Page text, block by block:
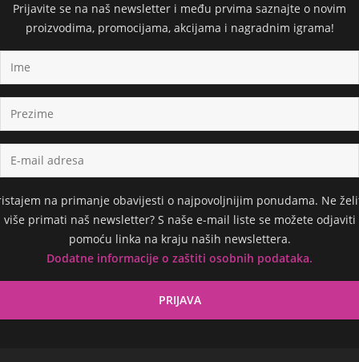
Prijavite se na naš newsletter i među prvima saznajte o novim
proizvodima, promocijama, akcijama i nagradnim igrama!
na primanje obavijesti o najpovoljnijim ponudama. Ne
više primati naš newsletter? S naše e-mail liste se možete odjaviti
pomoću linka na kraju naših newslettera.
Dodatne informacije o zaštiti osobnih podataka.